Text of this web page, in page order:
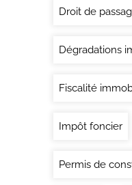
Droit de
Dégradations
Fiscalité
Impôt foncier
Permis de